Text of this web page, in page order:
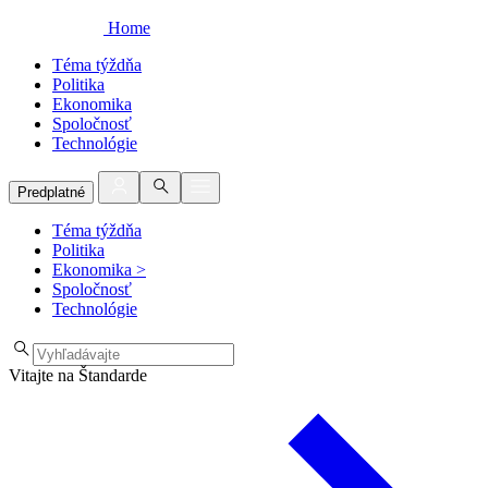
Home
Téma týždňa
Politika
Ekonomika
Spoločnosť
Technológie
Predplatné
Téma týždňa
Politika
Ekonomika >
Spoločnosť
Technológie
Vitajte na Štandarde